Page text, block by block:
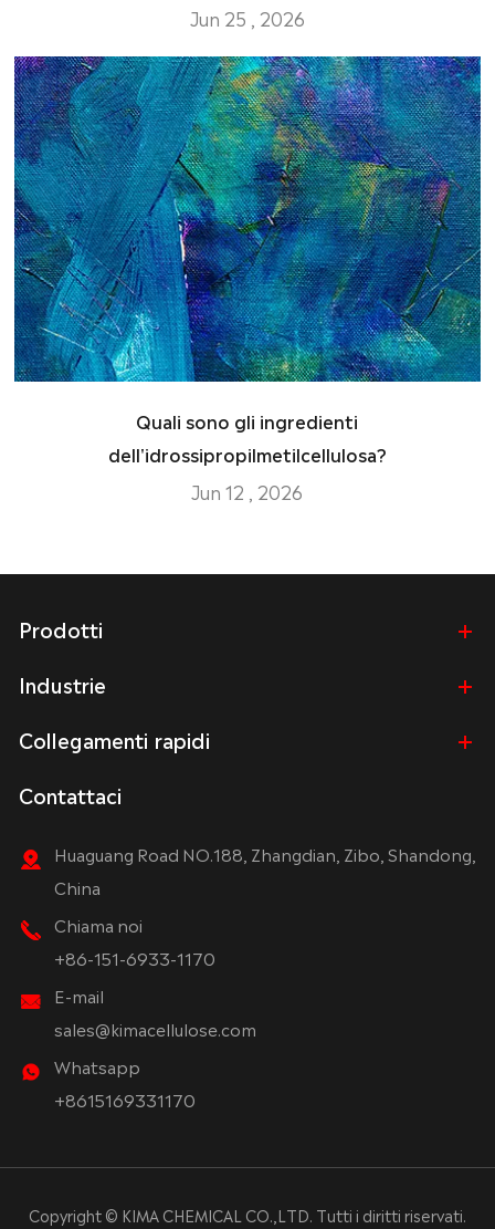
Jun 25 , 2026
Quali sono gli ingredienti
dell'idrossipropilmetilcellulosa?
Jun 12 , 2026
Prodotti
Industrie
Collegamenti rapidi
Contattaci
Huaguang Road NO.188, Zhangdian, Zibo, Shandong,
China
Chiama noi
+86-151-6933-1170
E-mail
sales@kimacellulose.com
Whatsapp
+8615169331170
Copyright © KIMA CHEMICAL CO.,LTD. Tutti i diritti riservati.